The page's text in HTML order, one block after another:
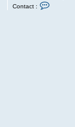
Contact :